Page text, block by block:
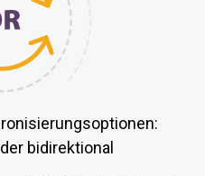
bidirektional